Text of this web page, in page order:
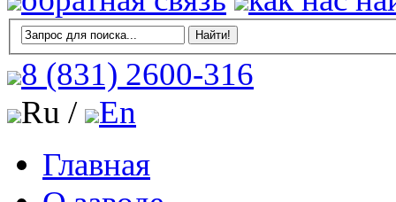
8 (831) 2600-316
Ru /
En
Главная